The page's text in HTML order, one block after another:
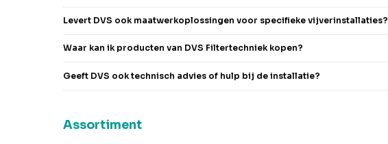
Levert DVS ook maatwerkoplossingen voor specifieke vijverinstallaties?
Waar kan ik producten van DVS Filtertechniek kopen?
Geeft DVS ook technisch advies of hulp bij de installatie?
Assortiment